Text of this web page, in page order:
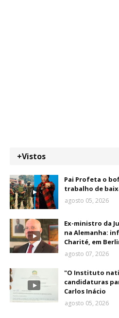
+Vistos
Pai Profeta o
trabalho de
agosto 05, 2026
Ex-ministro da
na Alemanha:
Charité, em
agosto 07, 2026
"O Instituto
candidaturas
Carlos Inácio
agosto 05, 2026